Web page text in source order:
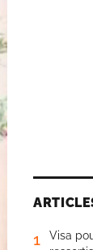
1
Visa